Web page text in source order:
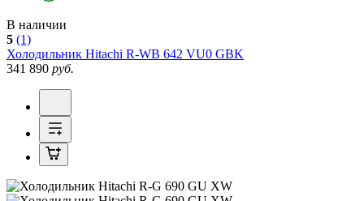
В наличии
5 (1)
Холодильник Hitachi R-WB 642 VU0 GBK
341 890 руб.